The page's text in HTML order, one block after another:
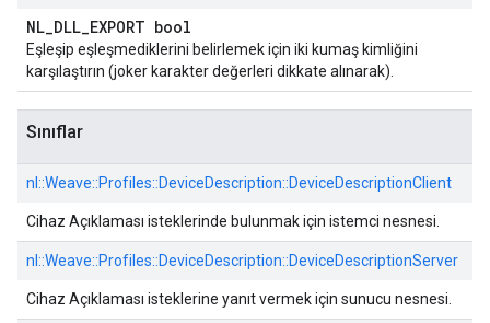
NL_DLL_EXPORT bool
Eşleşip eşleşmediklerini belirlemek için iki kumaş kimliğini
karşılaştırın (joker karakter değerleri dikkate alınarak).
Sınıflar
nl::Weave::Profiles::DeviceDescription::DeviceDescriptionClient
Cihaz Açıklaması isteklerinde bulunmak için istemci nesnesi.
nl::Weave::Profiles::DeviceDescription::DeviceDescriptionServer
Cihaz Açıklaması isteklerine yanıt vermek için sunucu nesnesi.